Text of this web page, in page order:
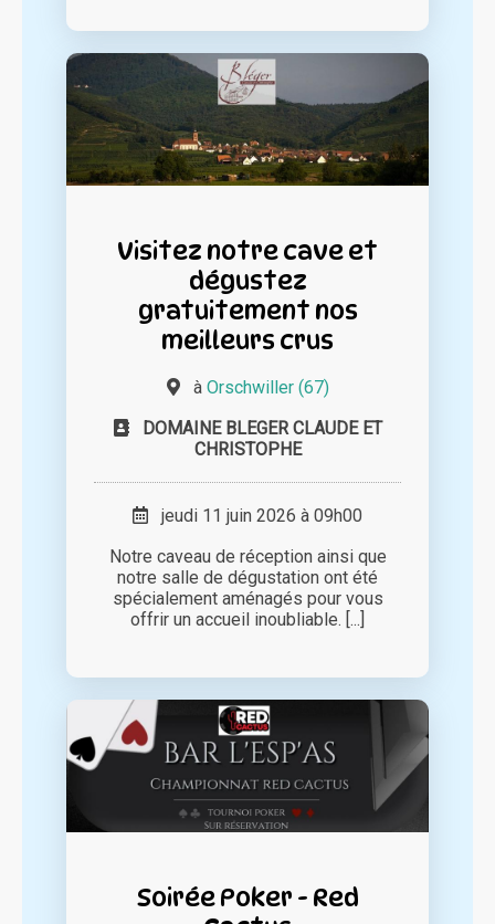
Visitez notre cave et
dégustez
gratuitement nos
meilleurs crus
à Orschwiller (67)
DOMAINE BLEGER CLAUDE ET
CHRISTOPHE
jeudi 11 juin 2026 à 09h00
Notre caveau de réception ainsi que
notre salle de dégustation ont été
spécialement aménagés pour vous
offrir un accueil inoubliable. [...]
Soirée Poker - Red